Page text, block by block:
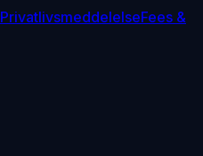
PrivatlivsmeddelelseFees &